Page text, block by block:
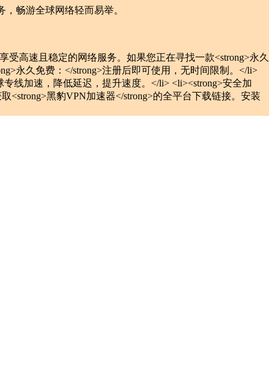
，畅游全球网络轻而易举。